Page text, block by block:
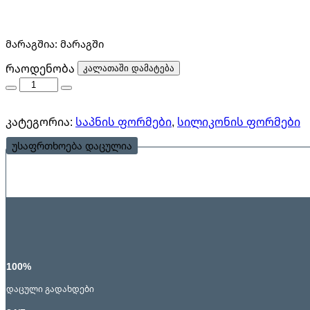
მარაგშია: მარაგში
რაოდენობა რაოდენობა
კალათაში დამატება
კატეგორია: საპნის ფორმები, სილიკონის ფორმები
უსაფრთხოება დაცულია
100%
დაცული გადახდები